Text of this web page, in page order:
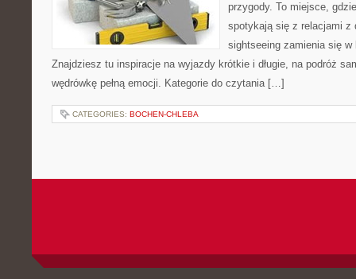
przygody. To miejsce,
spotykają się z relacjami z
sightseeing zamienia się
Znajdziesz tu inspiracje na wyjazdy krótkie i długie, na podróż
wędrówkę pełną emocji. Kategorie do czytania […]
CATEGORIES: BOCHEN-CHLEBA